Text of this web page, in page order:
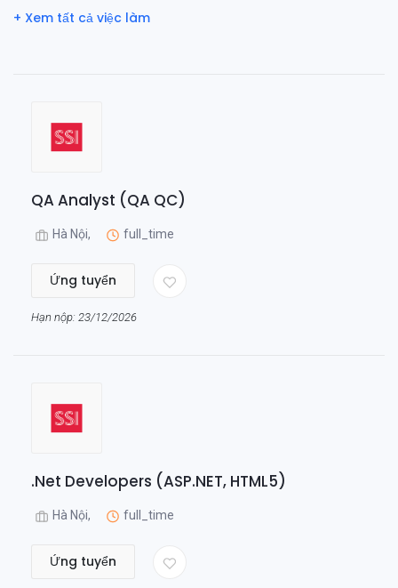
+ Xem tất cả việc làm
QA Analyst (QA QC)
Hà Nội, full_time
Ứng tuyển
Hạn nộp: 23/12/2026
.Net Developers (ASP.NET, HTML5)
Hà Nội, full_time
Ứng tuyển